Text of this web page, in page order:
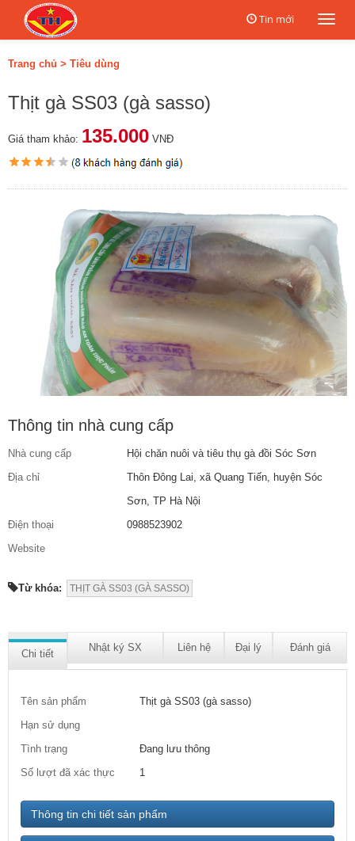
Tin mới
Trang chủ > Tiêu dùng
Thịt gà SS03 (gà sasso)
Giá tham khảo: 135.000 VNĐ
Thông tin nhà cung cấp
Nhà cung cấp
Hội chăn nuôi và tiêu thụ gà đồi Sóc Sơn
Địa chỉ
Thôn Đông Lai, xã Quang Tiến, huyện Sóc
Sơn, TP Hà Nội
Điện thoại
0988523902
Website
Từ khóa: THỊT GÀ SS03 (GÀ SASSO)
Chi tiết
Nhật ký SX Liên hệ Đại lý Đánh giá
Tên sản phẩm
Thịt gà SS03 (gà sasso)
Hạn sử dụng
Tình trạng
Đang lưu thông
Số lượt đã xác thực
1
Thông tin chi tiết sản phẩm